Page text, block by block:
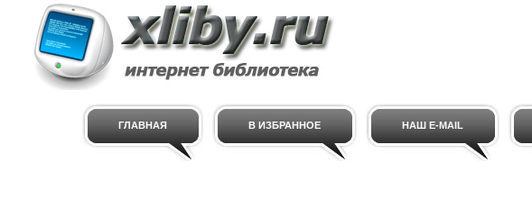
ГЛАВНАЯ В ИЗБРАННОЕ НАШ E-MAIL